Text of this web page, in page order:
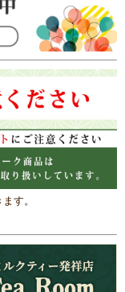
す。